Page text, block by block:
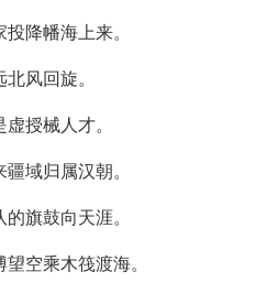
降幡海上来。
风回旋。
授械人才。
域归属汉朝。
旗鼓向天涯。
空乘木筏渡海。